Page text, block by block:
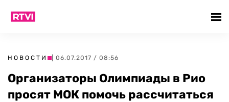
НОВОСТИ | 06.07.2017 / 08:56
Организаторы Олимпиады в Рио
просят МОК помочь рассчитаться